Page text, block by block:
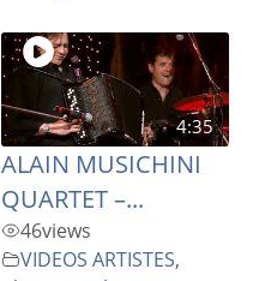
4:35
ALAIN MUSICHINI
QUARTET –...
46views
VIDEOS ARTISTES,